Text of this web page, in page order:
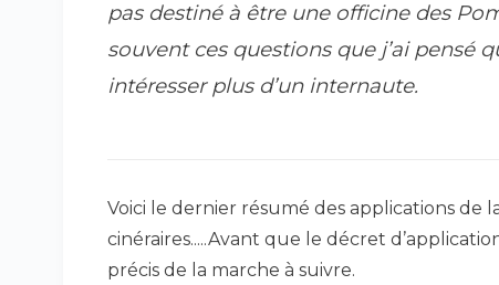
pas destiné à être une officine des
souvent ces questions que j’ai pensé
intéresser plus d’un internaute.
Voici le dernier résumé des applications de
cinéraires.....Avant que le décret
précis de la marche à suivre.